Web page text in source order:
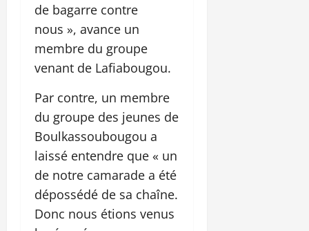
de bagarre contre
nous », avance un
membre du groupe
venant de Lafiabougou.
Par contre, un membre
du groupe des jeunes de
Boulkassoubougou a
laissé entendre que « un
de notre camarade a été
dépossédé de sa chaîne.
Donc nous étions venus